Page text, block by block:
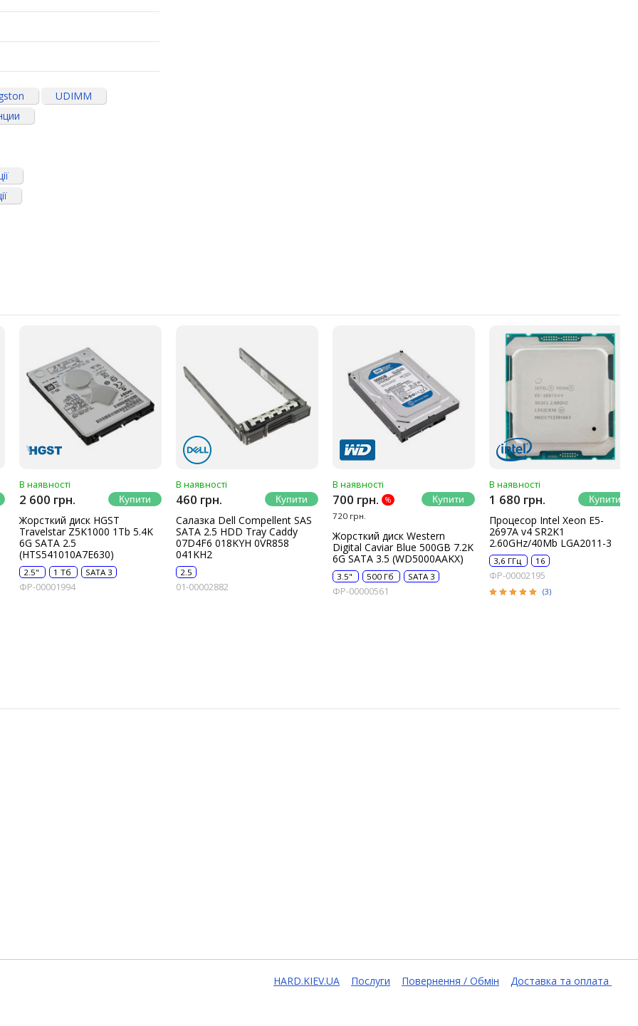
UDIMM
В наявності
2 600 грн.
Жорсткий диск HGST
Travelstar Z5K1000 1Tb 5.4K
6G SATA 2.5
(HTS541010A7E630)
2.5" 1 Тб SATA 3
ФР-00001994
В наявності
460 грн.
Салазка Dell Compellent SAS
SATA 2.5 HDD Tray Caddy
07D4F6 018KYH 0VR858
041KH2
2.5
01-00002882
В наявності
700 грн. %
720 грн.
Жорсткий диск Western
Digital Caviar Blue 500GB 7.2K
6G SATA 3.5 (WD5000AAKX)
3.5" 500 Гб SATA 3
ФР-00000561
В наявності
1 680 грн.
Процесор Intel Xeon E5-
2697A v4 SR2K1
2.60GHz/40Mb LGA2011-3
3,6 ГГц 16
ФР-00002195
(3)
HARD.KIEV.UA Послуги Повернення / Обмін Доставка та оплата